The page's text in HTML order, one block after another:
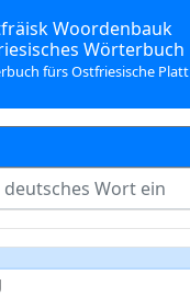
Woordenbauk
Wörterbuch
fürs Ostfriesische Platt